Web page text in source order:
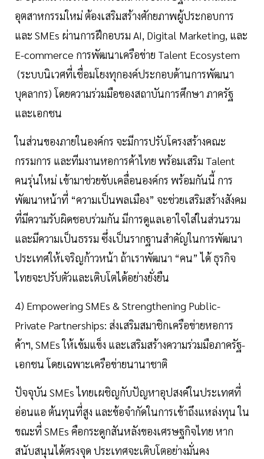
อุตสาหกรรมใหม่ ต้องเสริมสร้างศักยภาพผู้ประกอบการ
และ SMEs ผ่านการฝึกอบรม AI, Digital Marketing, และ
E-commerce การพัฒนาเครือข่าย Talent Ecosystem
(ระบบนิเวศที่เชื่อมโยงทุกองค์ประกอบด้านการพัฒนา
บุคลากร) โดยความร่วมมือของสถาบันการศึกษา ภาครัฐ
และเอกชน
ในส่วนของภายในองค์กร จะมีการปรับโครงสร้างคณะ
กรรมการ และทีมงานหอการค้าไทย พร้อมเสริม Talent
คนรุ่นใหม่ เข้ามาช่วยขับเคลื่อนองค์กร พร้อมกันนี้ การ
พัฒนาหน้าที่ “ความเป็นพลเมือง” จะช่วยเสริมสร้างสังคม
ที่มีความรับผิดชอบร่วมกัน มีการดูแลเอาใจใส่ในส่วนรวม
และมีความเป็นธรรม ซึ่งเป็นรากฐานสำคัญในการพัฒนา
ประเทศให้เจริญก้าวหน้า ถ้าเราพัฒนา “คน” ได้ ธุรกิจ
ไทยจะปรับตัวและเติบโตได้อย่างยั่งยืน
4) Empowering SMEs & Strengthening Public-
Private Partnerships: ส่งเสริมสมาชิกเครือข่ายหอการ
ค้าฯ, SMEs ให้เข้มแข็ง และเสริมสร้างความร่วมมือภาครัฐ-
เอกชน โดยเฉพาะเครือข่ายนานาชาติ
ปัจจุบัน SMEs ไทยเผชิญกับปัญหาอุปสงค์ในประเทศที่
อ่อนแอ ต้นทุนที่สูง และข้อจำกัดในการเข้าถึงแหล่งทุน ใน
ขณะที่ SMEs คือกระดูกสันหลังของเศรษฐกิจไทย หาก
สนับสนุนได้ตรงจุด ประเทศจะเติบโตอย่างมั่นคง